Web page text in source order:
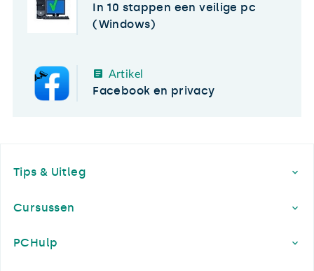
In 10 stappen een veilige pc
(Windows)
Artikel
Facebook en privacy
Tips & Uitleg
Cursussen
PCHulp